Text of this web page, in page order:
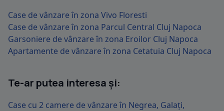
Case de vânzare în zona Vivo Floresti
Case de vânzare în zona Parcul Central Cluj Napoca
Garsoniere de vânzare în zona Eroilor Cluj Napoca
Apartamente de vânzare în zona Cetatuia Cluj Napoca
Te-ar putea interesa și:
Case cu 2 camere de vânzare în Negrea, Galați,